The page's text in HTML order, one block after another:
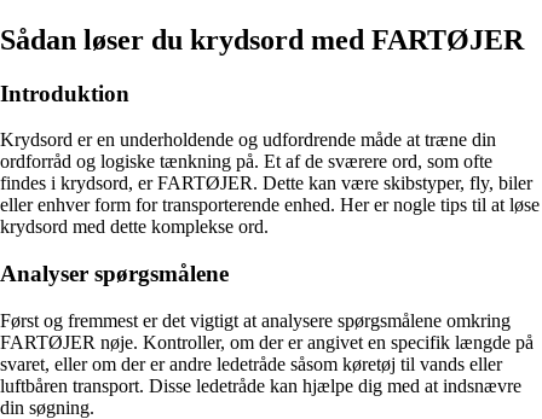
Sådan løser du krydsord med FARTØJER
Introduktion
Krydsord er en underholdende og udfordrende måde at træne din
ordforråd og logiske tænkning på. Et af de sværere ord, som ofte
findes i krydsord, er FARTØJER. Dette kan være skibstyper, fly, biler
eller enhver form for transporterende enhed. Her er nogle tips til at løse
krydsord med dette komplekse ord.
Analyser spørgsmålene
Først og fremmest er det vigtigt at analysere spørgsmålene omkring
FARTØJER nøje. Kontroller, om der er angivet en specifik længde på
svaret, eller om der er andre ledetråde såsom køretøj til vands eller
luftbåren transport. Disse ledetråde kan hjælpe dig med at indsnævre
din søgning.